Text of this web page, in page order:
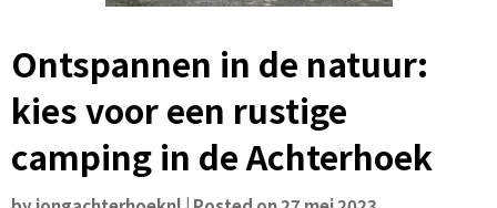
Ontspannen in de natuur:
kies voor een rustige
camping in de Achterhoek